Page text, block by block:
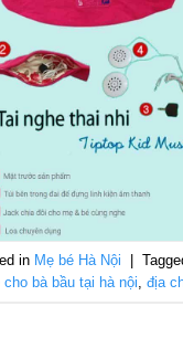
in Mẹ bé Hà Nội |
cho bà bầu tại hà nội địa